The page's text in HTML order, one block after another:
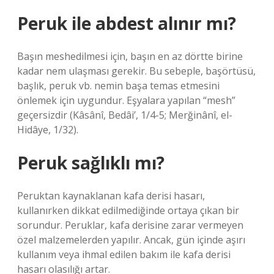
Peruk ile abdest alınır mı?
Başın meshedilmesi için, başın en az dörtte birine
kadar nem ulaşması gerekir. Bu sebeple, başörtüsü,
başlık, peruk vb. nemin başa temas etmesini
önlemek için uygundur. Eşyalara yapılan “mesh”
geçersizdir (Kâsânî, Bedâi’, 1/4-5; Merğinânî, el-
Hidâye, 1/32).
Peruk sağlıklı mı?
Peruktan kaynaklanan kafa derisi hasarı,
kullanırken dikkat edilmediğinde ortaya çıkan bir
sorundur. Peruklar, kafa derisine zarar vermeyen
özel malzemelerden yapılır. Ancak, gün içinde aşırı
kullanım veya ihmal edilen bakım ile kafa derisi
hasarı olasılığı artar.